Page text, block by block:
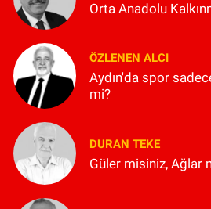
Orta Anadolu
ÖZLENEN ALCI
Aydın'da spor
mi?
DURAN TEKE
Güler misiniz, Ağlar